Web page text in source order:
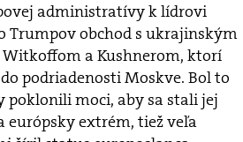
administratívy k lídrovi
Trumpov obchod s ukrajinským
a Kushnerom, ktorí
podriadenosti Moskve. Bol to
moci, aby sa stali jej
európsky extrém, tiež veľa